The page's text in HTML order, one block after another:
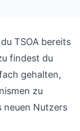
TSOA bereits
findest du
gehalten,
zu
neuen Nutzers